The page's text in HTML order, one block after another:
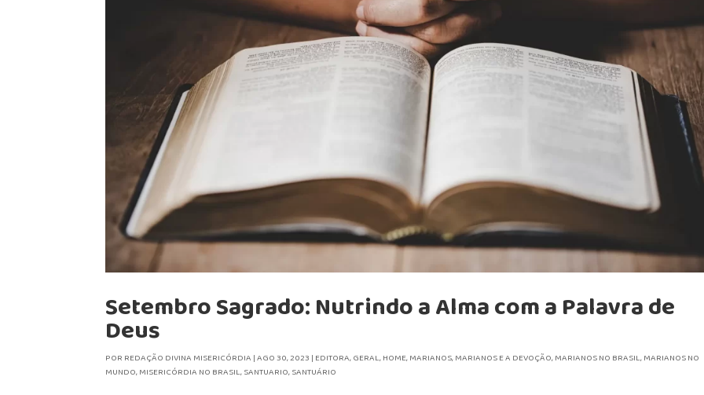
Setembro Sagrado: Nutrindo a Alma com a Palavra de
Deus
POR REDAÇÃO DIVINA MISERICÓRDIA |AGO 30, 2023 | EDITORA,GERAL,HOME,MARIANOS,MARIANOS E A DEVOÇÃO,MARIANOS NO BRASIL,MARIANOS NO
MUNDO,MISERICÓRDIA NO BRASIL,SANTUARIO,SANTUÁRIO